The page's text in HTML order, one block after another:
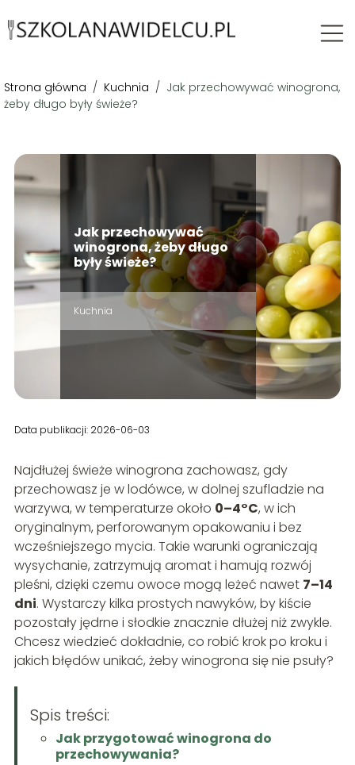
Strona główna / Kuchnia / Jak przechowywać winogrona,
żeby długo były świeże?
Jak przechowywać
winogrona, żeby długo
były świeże?
Kuchnia
Data publikacji: 2026-06-03
Najdłużej świeże winogrona zachowasz, gdy
przechowasz je w lodówce, w dolnej szufladzie na
warzywa, w temperaturze około 0–4°C, w ich
oryginalnym, perforowanym opakowaniu i bez
wcześniejszego mycia. Takie warunki ograniczają
wysychanie, zatrzymują aromat i hamują rozwój
pleśni, dzięki czemu owoce mogą leżeć nawet 7–14
dni. Wystarczy kilka prostych nawyków, by kiście
pozostały jędrne i słodkie znacznie dłużej niż zwykle.
Chcesz wiedzieć dokładnie, co robić krok po kroku i
jakich błędów unikać, żeby winogrona się nie psuły?
Spis treści:
Jak przygotować winogrona do
przechowywania?